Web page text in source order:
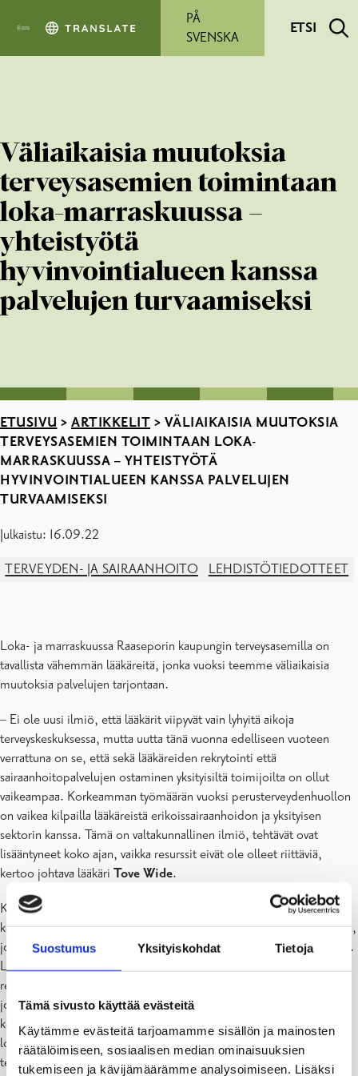
Suostumus Yksityiskohdat Tietoja
Tämä sivusto käyttää evästeitä
Käytämme evästeitä tarjoamamme sisällön ja mainosten
räätälöimiseen, sosiaalisen median ominaisuuksien
tukemiseen ja kävijämäärämme analysoimiseen. Lisäksi
PÅ
SVENSKA
ETSI
Väliaikaisia muutoksia
terveysasemien toimintaan
loka-marraskuussa –
yhteistyötä
hyvinvointialueen kanssa
palvelujen turvaamiseksi
ETUSIVU > ARTIKKELIT > VÄLIAIKAISIA MUUTOKSIA
TERVEYSASEMIEN TOIMINTAAN LOKA-
MARRASKUUSSA – YHTEISTYÖTÄ
HYVINVOINTIALUEEN KANSSA PALVELUJEN
TURVAAMISEKSI
Julkaistu: 16.09.22
TERVEYDEN- JA SAIRAANHOITO LEHDISTÖTIEDOTTEET
Loka- ja marraskuussa Raaseporin kaupungin terveysasemilla on
tavallista vähemmän lääkäreitä, jonka vuoksi teemme väliaikaisia
muutoksia palvelujen tarjontaan.
– Ei ole uusi ilmiö, että lääkärit viipyvät vain lyhyitä aikoja
terveyskeskuksessa, mutta uutta tänä vuonna edelliseen vuoteen
verrattuna on se, että sekä lääkäreiden rekrytointi että
sairaanhoitopalvelujen ostaminen yksityisiltä toimijoilta on ollut
vaikeampaa. Korkeamman työmäärän vuoksi perusterveydenhuollon
on vaikea kilpailla lääkäreistä erikoissairaanhoidon ja yksityisen
sektorin kanssa. Tämä on valtakunnallinen ilmiö, tehtävät ovat
lisääntyneet koko ajan, vaikka resurssit eivät ole olleet riittäviä,
kertoo johtava lääkäri Tove Wide.
Kesäkuukausien aikana Raaseporissa on työskennellyt useita
kesälääkäreitä, sekä lääketieteen opiskelijoita että valmiita lääkäreitä,
jotka nyt palaavat toiselle paikkakunnalle töiden tai opintojen pariin.
Lokakuusta lähtien Raaseporin terveysasemilla on aktiivisista
rekrytointitoimenpiteistä huolimatta liian vähän lääkäreitä. Tästä
johtuen Raaseporin kaupungin on rajoitettava, priorisoitava sekä
keskitettävä palvelua niin, että kaikki lääkärinpalvelut keskitetään
loka-marraskuussa Tammisaaren terveysasemalle. Myös
terveysasemien aukioloaikoihin tulee muutoksia seuraavasti: